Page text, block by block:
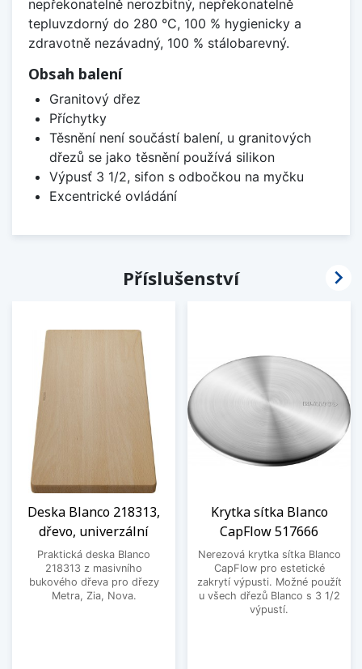
nepřekonatelně nerozbitný, nepřekonatelně
tepluvzdorný do 280 °C, 100 % hygienicky a
zdravotně nezávadný, 100 % stálobarevný.
Obsah balení
Granitový dřez
Příchytky
Těsnění není součástí balení, u granitových
dřezů se jako těsnění používá silikon
Výpusť 3 1/2, sifon s odbočkou na myčku
Excentrické ovládání
Příslušenství
Deska Blanco 218313,
dřevo, univerzální
Praktická deska Blanco
218313 z masivního
bukového dřeva pro dřezy
Metra, Zia, Nova.
Krytka sítka Blanco
CapFlow 517666
Nerezová krytka sítka Blanco
CapFlow pro estetické
zakrytí výpusti. Možné použít
u všech dřezů Blanco s 3 1/2
výpustí.
